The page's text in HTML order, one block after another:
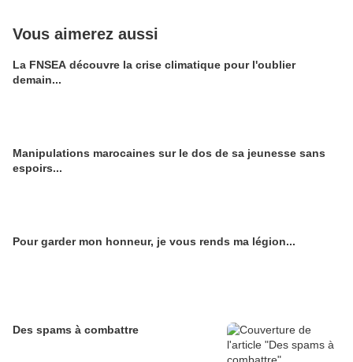
Vous aimerez aussi
La FNSEA découvre la crise climatique pour l'oublier
demain...
Manipulations marocaines sur le dos de sa jeunesse sans
espoirs...
Pour garder mon honneur, je vous rends ma légion...
Des spams à combattre